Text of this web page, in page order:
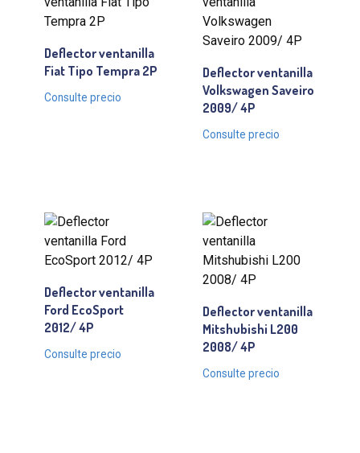
Deflector ventanilla
Fiat Tipo Tempra 2P
Consulte precio
Deflector ventanilla
Volkswagen Saveiro
2009/ 4P
Consulte precio
Deflector ventanilla
Ford EcoSport
2012/ 4P
Consulte precio
Deflector ventanilla
Mitshubishi L200
2008/ 4P
Consulte precio